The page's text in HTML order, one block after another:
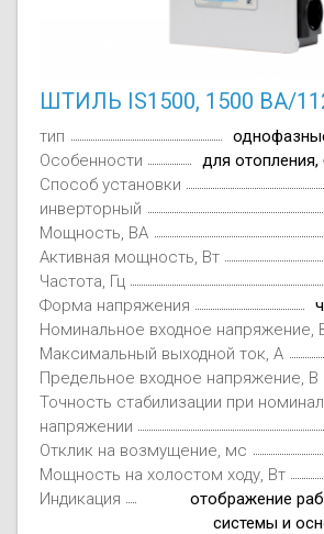
ШТИЛЬ IS1500, 1500 ВА/
тип
Особенности
для отопления,
Способ установки
инверторный
Мощность, ВА
Активная мощность, Вт
Частота, Гц
Форма напряжения
Номинальное входное напряжение,
Максимальный выходной ток, А
Предельное входное напряжение, В
Точность стабилизации при
напряжении
Отклик на возмущение, мс
Мощность на холостом ходу, Вт
Индикация
отображение
системы и